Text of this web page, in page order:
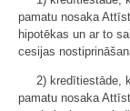
pamatu nosaka
hipotēkas un ar to
cesijas
2) kredītiestāde,
pamatu nosaka